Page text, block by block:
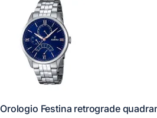
Orologio Festina retrograde